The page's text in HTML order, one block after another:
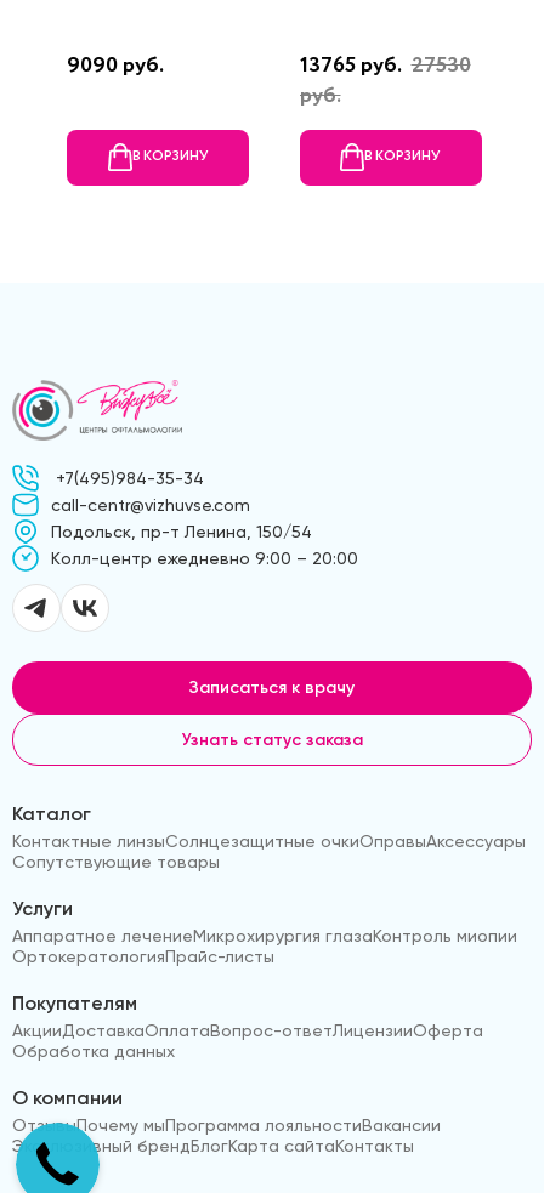
9090 руб.
В КОРЗИНУ
13765 руб. 27530
руб.
В КОРЗИНУ
+7(495)984-35-34
call-centr@vizhuvse.com
Подольск, пр-т Ленина, 150/54
Kолл-центр ежедневно 9:00 – 20:00
Записаться к врачу
Узнать статус заказа
Каталог
Контактные линзыСолнцезащитные очкиОправыАксессуары
Сопутствующие товары
Услуги
Аппаратное лечениеМикрохирургия глазаКонтроль миопии
ОртокератологияПрайс-листы
Покупателям
АкцииДоставкаОплатаВопрос-ответЛицензииОферта
Обработка данных
О компании
ОтзывыПочему мыПрограмма лояльностиВакансии
Эксклюзивный брендБлогКарта сайтаКонтакты